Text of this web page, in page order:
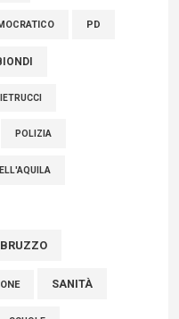
PD
POLIZIA
SANITÀ